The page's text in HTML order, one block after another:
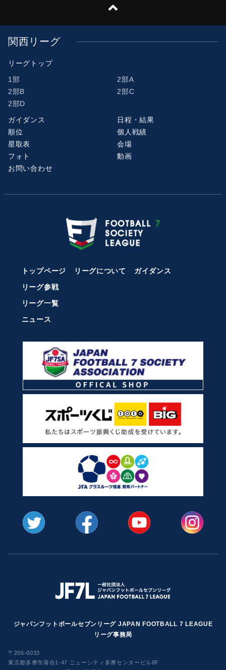
関西リーグ
リーグトップ
1部
2部A
2部B
2部C
2部D
ガイダンス
日程・結果
順位
個人戦績
星取表
会場
フォト
動画
お問い合わせ
トップページ リーグについて
ガイダンス
リーグ参戦
リーグ一覧
ニュース
ジャパンフットボールセブンリーグ JAPAN FOOTBALL 7 LEAGUE
リーグ事務局
〒206-0033
東京都多摩市落合1-47 ニューシティ多摩センタービル8F